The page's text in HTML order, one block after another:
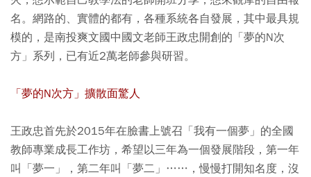
名。網路的、實體的都有，各種系統各自發展，其中最具規
模的，是南投爽文國中國文老師王政忠開創的「夢的N次
方」系列，已有近2萬老師參與研習。
「夢的N次方」擴散面驚人
王政忠首先於2015年在臉書上號召「我有一個夢」的全國
教師專業成長工作坊，希望以三年為一個發展階段，第一年
叫「夢一」，第二年叫「夢二」……，慢慢打開知名度，沒